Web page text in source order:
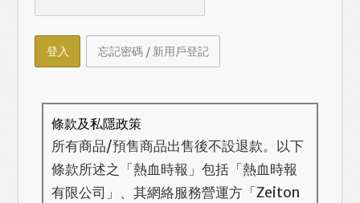
登入 忘記密碼 / 新用戶登記
條款及私隱政策
所有商品/預售商品出售後不設退款。以下
條款所述之「熱血時報」包括「熱血時報
有限公司」、其網絡服務營運方「Zeiton